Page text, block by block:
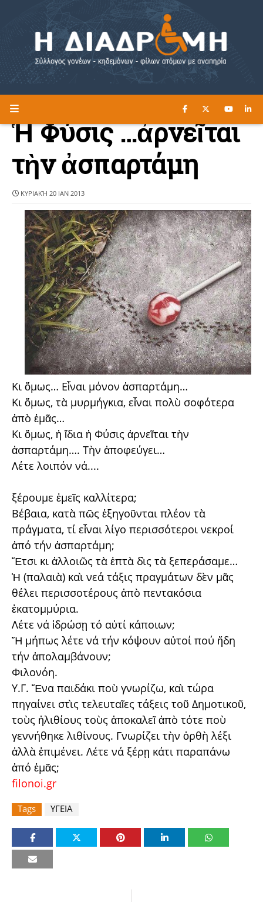
Η ΔΙΑΔΡΟΜΗ ΔΙΑΒΑΣΤΕ ΕΔΩ ►
Ἡ Φύσις …ἀρνεῖται
τὴν ἀσπαρτάμη
ΚΥΡΙΑΚΉ 20 ΙΑΝ 2013
Κι ὅμως… Εἶναι μόνον ἀσπαρτάμη…
Κι ὅμως, τὰ μυρμήγκια, εἶναι πολὺ σοφότερα
ἀπὸ ἐμᾶς…
Κι ὅμως, ἡ ἴδια ἡ Φύσις ἀρνεῖται τὴν
ἀσπαρτάμη…. Τὴν ἀποφεύγει…
Λέτε λοιπόν νά....
ξέρουμε ἐμεῖς καλλίτερα;
Βέβαια, κατὰ πῶς ἐξηγοῦνται πλέον τὰ
πράγματα, τί εἶναι λίγο περισσότεροι νεκροί
ἀπό τήν ἀσπαρτάμη;
Ἔτσι κι ἀλλοιῶς τὰ ἑπτὰ δὶς τὰ ξεπεράσαμε…
Ἡ (παλαιὰ) καὶ νεά τάξις πραγμάτων δὲν μᾶς
θέλει περισσοτέρους ἀπὸ πεντακόσια
ἐκατομμύρια.
Λέτε νά ἱδρώσῃ τό αὐτί κάποιων;
Ἤ μήπως λέτε νά τήν κόψουν αὐτοί πού ἤδη
τήν ἀπολαμβάνουν;
Φιλονόη.
Υ.Γ. Ἕνα παιδάκι ποὺ γνωρίζω, καὶ τώρα
πηγαίνει στὶς τελευταῖες τάξεις τοῦ Δημοτικοῦ,
τοὺς ἠλιθίους τοὺς ἀποκαλεῖ ἀπὸ τότε ποὺ
γεννήθηκε λιθίνους. Γνωρίζει τὴν ὀρθὴ λέξι
ἀλλὰ ἐπιμένει. Λέτε νά ξέρῃ κάτι παραπάνω
ἀπό ἐμᾶς;
filonoi.gr
Tags ΥΓΕΙΑ